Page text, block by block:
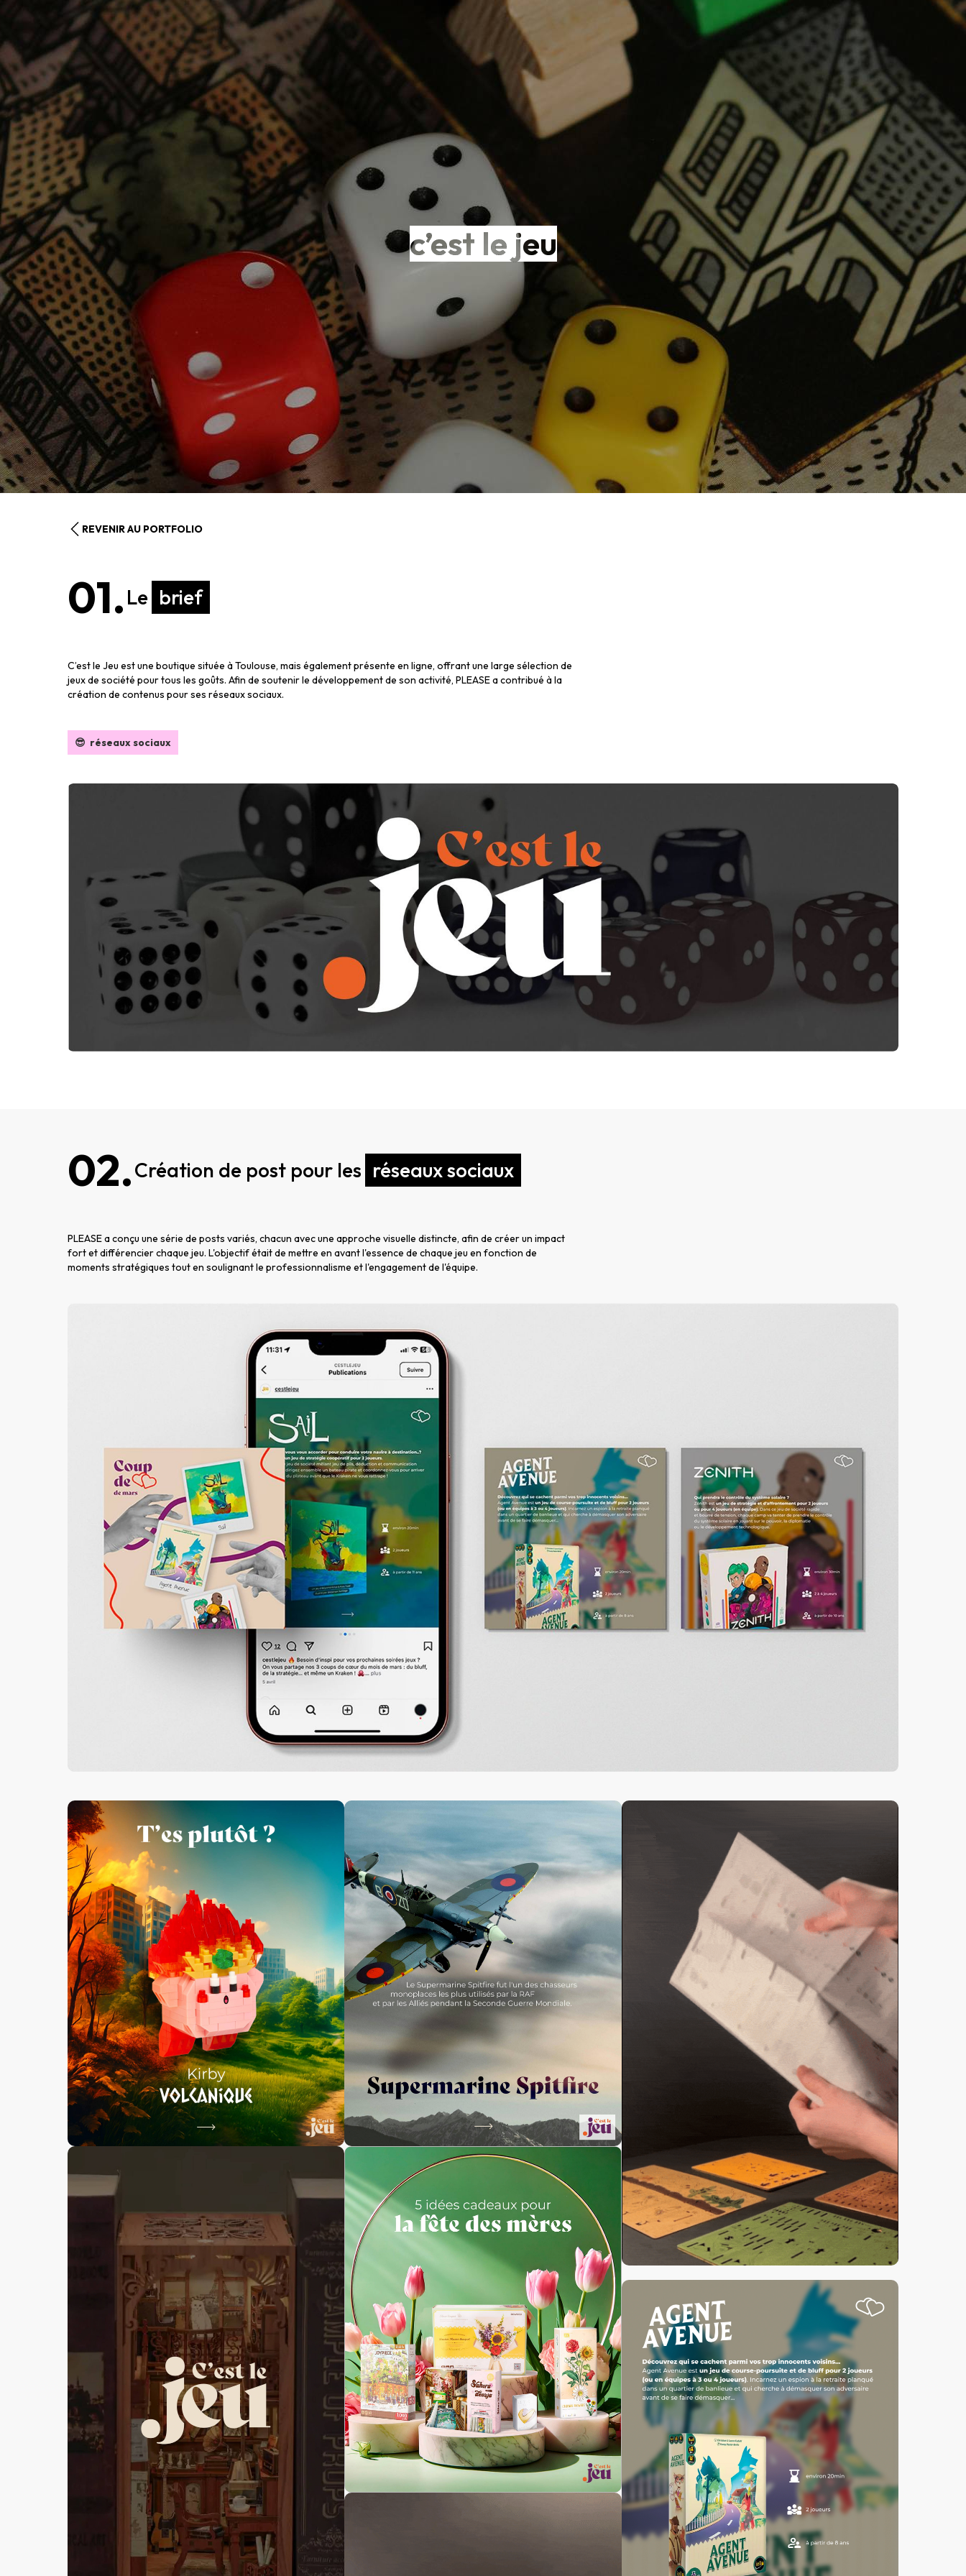
c’est le jeu
REVENIR AU PORTFOLIO
01. Le brief
C’est le Jeu est une boutique située à Toulouse, mais également présente en ligne, offrant une large sélection de
jeux de société pour tous les goûts. Afin de soutenir le développement de son activité, PLEASE a contribué à la
création de contenus pour ses réseaux sociaux.
😎 réseaux sociaux
02.Création de post pour les réseaux sociaux
PLEASE a conçu une série de posts variés, chacun avec une approche visuelle distincte, afin de créer un impact
fort et différencier chaque jeu. L'objectif était de mettre en avant l'essence de chaque jeu en fonction de
moments stratégiques tout en soulignant le professionnalisme et l'engagement de l'équipe.